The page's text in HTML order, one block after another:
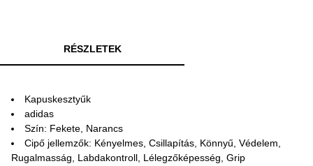
RÉSZLETEK
Kapuskesztyűk
adidas
Szín: Fekete, Narancs
Cipő jellemzők: Kényelmes, Csillapítás, Könnyű, Védelem,
Rugalmasság, Labdakontroll, Lélegzőképesség, Grip